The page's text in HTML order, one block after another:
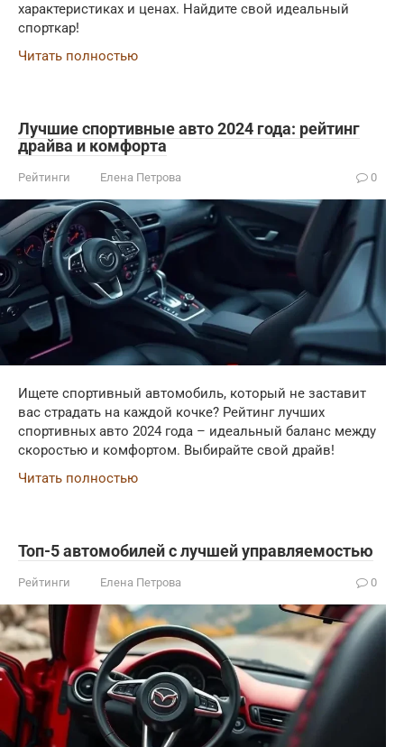
характеристиках и ценах. Найдите свой идеальный
спорткар!
Читать полностью
Лучшие спортивные авто 2024 года: рейтинг
драйва и комфорта
Рейтинги Елена Петрова 0
Ищете спортивный автомобиль, который не заставит
вас страдать на каждой кочке? Рейтинг лучших
спортивных авто 2024 года – идеальный баланс между
скоростью и комфортом. Выбирайте свой драйв!
Читать полностью
Топ-5 автомобилей с лучшей управляемостью
Рейтинги Елена Петрова 0